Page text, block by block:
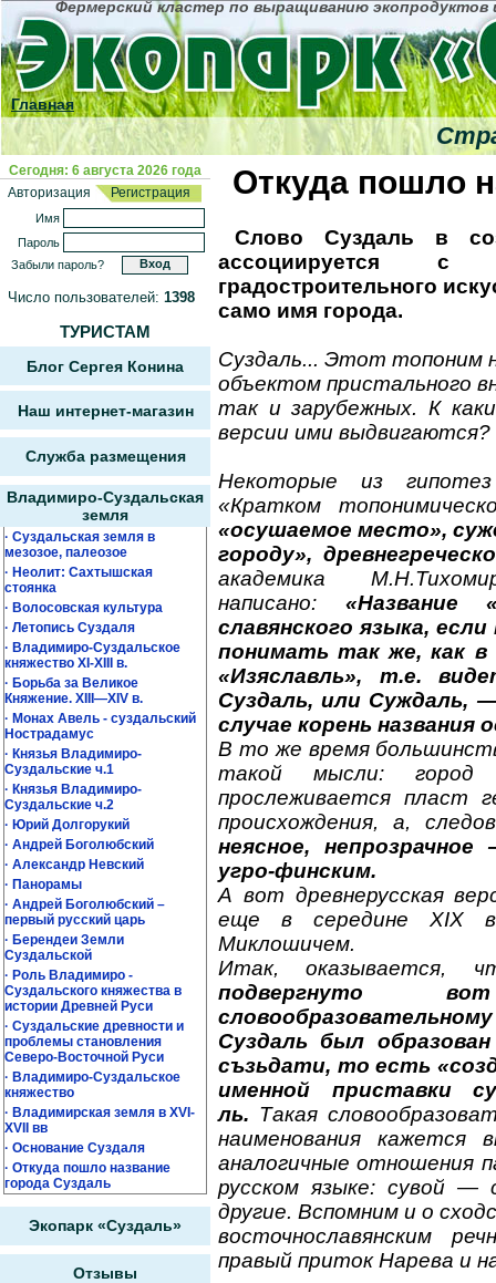
Фермерский кластер по выращиванию экопродуктов
Главная
Сегодня: 6 августа 2026 года
Авторизация
Регистрация
Имя
Пароль
Забыли пароль?
Число пользователей: 1398
ТУРИСТАМ
Блог Сергея Конина
Наш интернет-магазин
Служба размещения
Владимиро-Суздальская
земля
· Суздальская земля в
мезозое, палеозое
· Неолит: Сахтышская
стоянка
· Волосовская культура
· Летопись Суздаля
· Владимиро-Суздальское
княжество XI-XIII в.
· Борьба за Великое
Княжение. XIII—XIV в.
· Монах Авель - суздальский
Нострадамус
· Князья Владимиро-
Суздальские ч.1
· Князья Владимиро-
Суздальские ч.2
· Юрий Долгорукий
· Андрей Боголюбский
· Александр Невский
· Панорамы
· Андрей Боголюбский –
первый русский царь
· Берендеи Земли
Суздальской
· Роль Владимиро -
Суздальского княжества в
истории Древней Руси
· Суздальские древности и
проблемы становления
Северо-Восточной Руси
· Владимиро-Суздальское
княжество
· Владимирская земля в XVI-
XVII вв
· Основание Суздаля
· Откуда пошло название
города Суздаль
Экопарк «Суздаль»
Отзывы
Откуда пошло
Слово Суздаль в
ассоциируется с
градостроительного
само имя города.
Суздаль... Этот топоним
объектом пристального
так и зарубежных. К
версии ими выдвигаются?
Некоторые из
«Кратком
«осушаемое место»,
городу»,
академика
написано: «Название
славянского языка,
понимать так же, как в
«Изяславль», т.е.
Суздаль, или Суждаль,
случае корень названия
В то же время
такой мысли: город
прослеживается пласт
происхождения, а,
неясное,
угро-финским.
А вот древнерусская
еще в середине XIX
Миклошичем.
Итак, оказывается,
подвергнуто
Суздаль был
съзьдати, то есть
именной приставки
ль. Такая
наименования кажется
аналогичные отношения
русском языке: сувой —
другие. Вспомним и о
восточнославянским
правый приток Нарева и